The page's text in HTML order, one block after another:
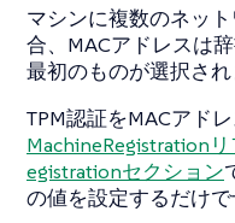
マシンに複数のネッ
合、MACアドレスは
最初のものが選択され
TPM認証をMACアド
MachineRegistration
egistrationセクション
の値を設定するだけで